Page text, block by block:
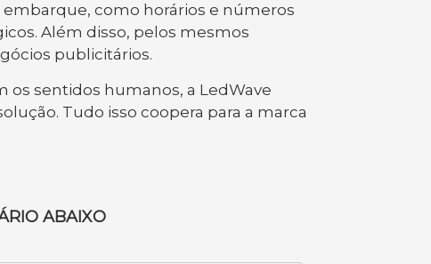
como horários e números
Além disso, pelos mesmos
publicitários.
os sentidos humanos, a LedWave
Tudo isso coopera para a marca
ABAIXO